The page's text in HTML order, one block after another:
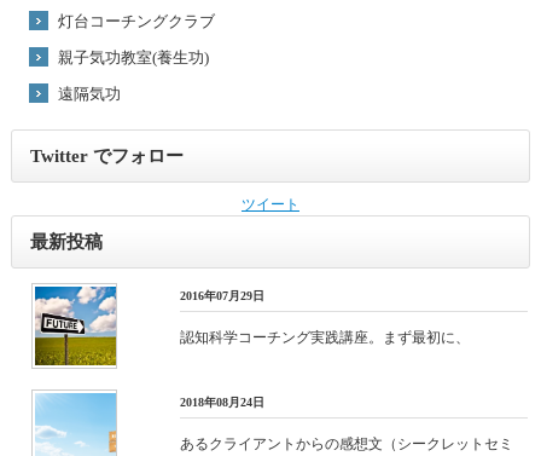
灯台コーチングクラブ
親子気功教室(養生功)
遠隔気功
Twitter でフォロー
ツイート
最新投稿
2016年07月29日
認知科学コーチング実践講座。まず最初に、
2018年08月24日
あるクライアントからの感想文（シークレットセミ